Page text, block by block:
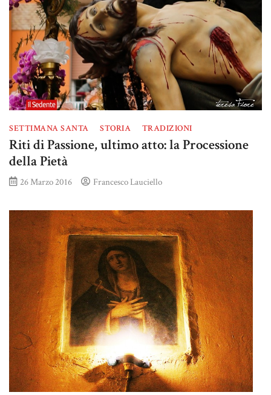
SETTIMANA SANTA STORIA TRADIZIONI
Riti di Passione, ultimo atto: la Processione
della Pietà
26 Marzo 2016 Francesco Lauciello